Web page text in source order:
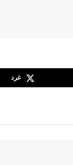
غرد